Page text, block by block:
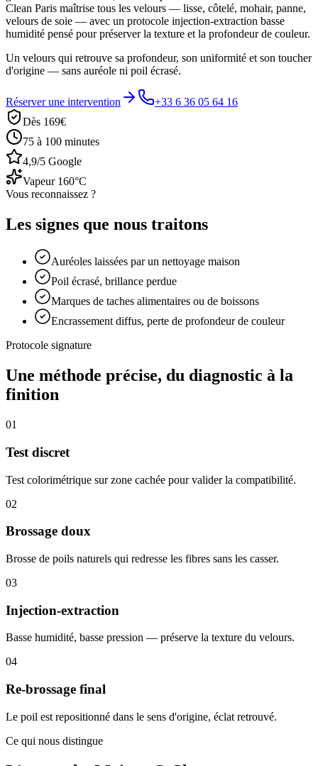
Clean Paris maîtrise tous les velours — lisse, côtelé, mohair, panne,
velours de soie — avec un protocole injection-extraction basse
humidité pensé pour préserver la texture et la profondeur de couleur.
Un velours qui retrouve sa profondeur, son uniformité et son toucher
d'origine — sans auréole ni poil écrasé.
Réserver une intervention
+33 6 36 05 64 16
Dès 169€
75 à 100 minutes
4,9/5 Google
Vapeur 160°C
Vous reconnaissez ?
Les signes que nous traitons
Auréoles laissées par un nettoyage maison
Poil écrasé, brillance perdue
Marques de taches alimentaires ou de boissons
Encrassement diffus, perte de profondeur de couleur
Protocole signature
Une méthode précise, du diagnostic à la
finition
01
Test discret
Test colorimétrique sur zone cachée pour valider la compatibilité.
02
Brossage doux
Brosse de poils naturels qui redresse les fibres sans les casser.
03
Injection-extraction
Basse humidité, basse pression — préserve la texture du velours.
04
Re-brossage final
Le poil est repositionné dans le sens d'origine, éclat retrouvé.
Ce qui nous distingue